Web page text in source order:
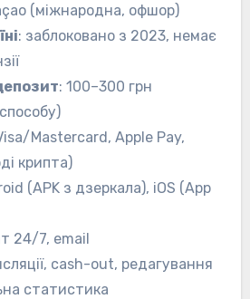
(міжнародна, офшор)
: заблоковано з 2023, немає
: 100–300 грн
Mastercard, Apple Pay,
крипта)
(APK з дзеркала), iOS (App
24/7, email
cash-out, редагування
статистика